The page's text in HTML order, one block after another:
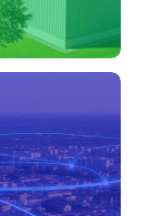
SU
E